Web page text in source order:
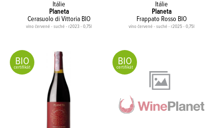
Itálie
Planeta
Cerasuolo di Vittoria BIO
víno červené - suché - r2023 - 0,75l
BIO
certifikát
Itálie
Planeta
Frappato Rosso BIO
víno červené - suché - r2025 - 0,75l
BIO
certifikát